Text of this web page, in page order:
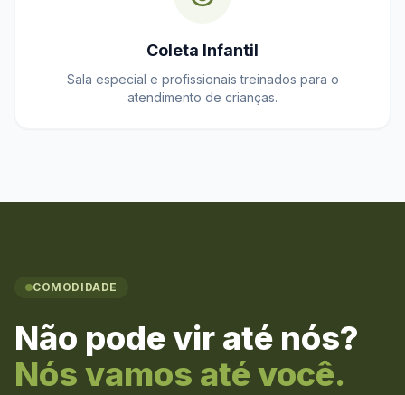
Coleta Infantil
Sala especial e profissionais treinados para o
atendimento de crianças.
COMODIDADE
Não pode vir até nós?
Nós vamos até você.